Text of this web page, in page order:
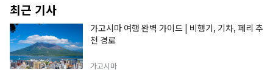
최근 기사
가고시마 여행 완벽 가이드 | 비행기, 기차, 페리 추
천 경로
가고시마